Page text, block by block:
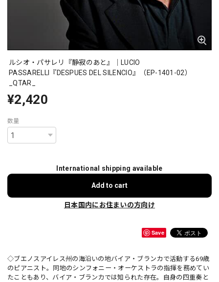
ルシオ・パサレリ『静寂のあと』｜LUCIO
PASSARELLI『DESPUES DEL SILENCIO』（EP-1401-02）
_QTAR_
¥2,420
数量
International shipping available
Add to cart
日本国内にお住まいの方向け
Save
◇ブエノスアイレス州の海沿いの地バイア・ブランカで活動する69歳
のピアニスト。同地のシンフォニー・オーケストラの指揮を務めてい
たこともあり、バイア・ブランカでは知られた存在。自身の四重奏と